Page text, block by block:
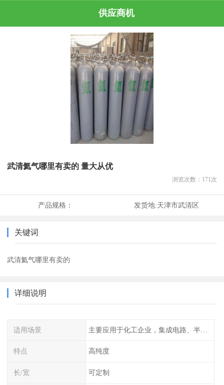
供应商机
武清氦气哪里有卖的 量大从优
浏览次数： 171 次
产品规格： 发货地:天津市武清区
关键词
武清氦气哪里有卖的
详细说明
适用场景 主要应用于化工企业，集成电路、半导体、光伏电池
特点 高纯度
长/宽 可定制